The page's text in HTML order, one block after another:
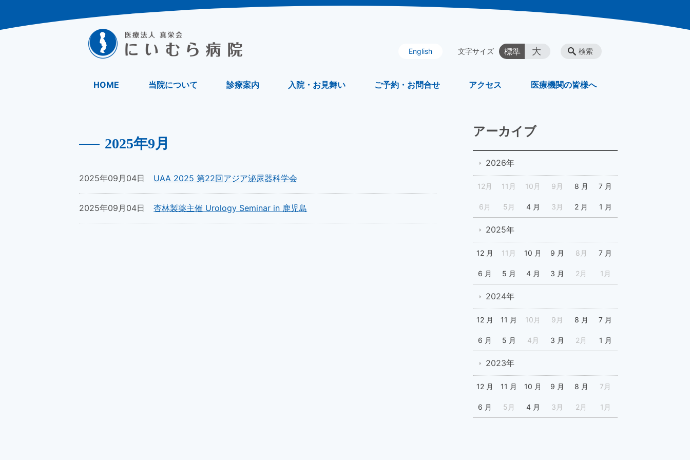
HOME 当院について 診療案内 入院・お見舞い ご予約・お問合せ アクセス 医療機関の皆様へ
English 検索
文字サイズ 標準 大
2025年9月
UAA 2025 第22回アジア泌尿器科学会
2025年09月04日
杏林製薬主催 Urology Seminar in 鹿児島
2025年09月04日
アーカイブ
2026年
12月 11月 10月 9月 8 月 7 月
6月 5月 4 月 3月 2 月 1 月
2025年
12 月 11月 10 月 9 月 8月 7 月
6 月 5 月 4 月 3 月 2月 1月
2024年
12 月 11 月 10月 9月 8 月 7 月
6 月 5 月 4月 3 月 2月 1 月
2023年
12 月 11 月 10 月 9 月 8 月 7月
6 月 5月 4 月 3月 2月 1月